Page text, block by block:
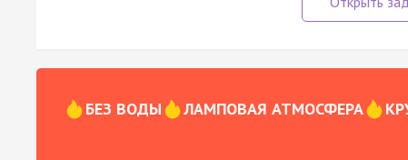
БЕЗ ВОДЫ ЛАМПОВАЯ АТМОСФЕРА